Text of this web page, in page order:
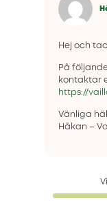
Hej och
På
kontaktar
https://
Vänliga
Håkan –